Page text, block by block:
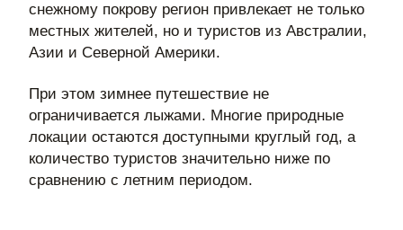
снежному покрову регион привлекает не только
местных жителей, но и туристов из Австралии,
Азии и Северной Америки.
При этом зимнее путешествие не
ограничивается лыжами. Многие природные
локации остаются доступными круглый год, а
количество туристов значительно ниже по
сравнению с летним периодом.